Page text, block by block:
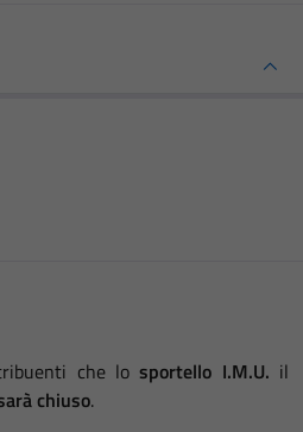
che losportello I.M.U. il
chiuso.